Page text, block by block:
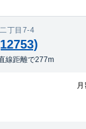
丁目7-4
線距離で277m